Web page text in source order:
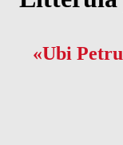
«Ubi